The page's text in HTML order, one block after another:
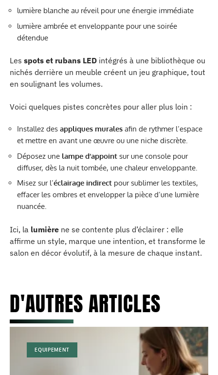
lumière blanche au réveil pour une énergie immédiate
lumière ambrée et enveloppante pour une soirée
détendue
Les spots et rubans LED intégrés à une bibliothèque ou
nichés derrière un meuble créent un jeu graphique, tout
en soulignant les volumes.
Voici quelques pistes concrètes pour aller plus loin :
Installez des appliques murales afin de rythmer l’espace
et mettre en avant une œuvre ou une niche discrète.
Déposez une lampe d’appoint sur une console pour
diffuser, dès la nuit tombée, une chaleur enveloppante.
Misez sur l’éclairage indirect pour sublimer les textiles,
effacer les ombres et envelopper la pièce d’une lumière
nuancée.
Ici, la lumière ne se contente plus d’éclairer : elle
affirme un style, marque une intention, et transforme le
salon en décor évolutif, à la mesure de chaque instant.
D'AUTRES ARTICLES
EQUIPEMENT